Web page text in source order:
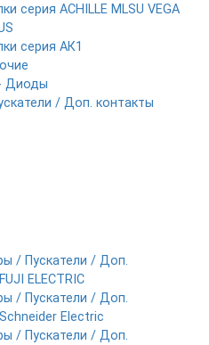
серия ACHILLE MLSU VEGA
серия АК1
Диоды
/ Доп. контакты
/ Пускатели / Доп.
ELECTRIC
/ Пускатели / Доп.
Electric
/ Пускатели / Доп.